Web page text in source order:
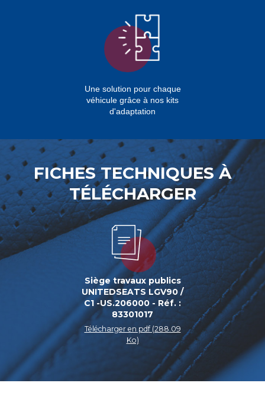
Une solution pour chaque
véhicule grâce à nos kits
d'adaptation
FICHES TECHNIQUES À
TÉLÉCHARGER
Siège travaux publics
UNITEDSEATS LGV90 /
C1 -US.206000 - Réf. :
83301017
Télécharger en pdf (288.09
Ko)